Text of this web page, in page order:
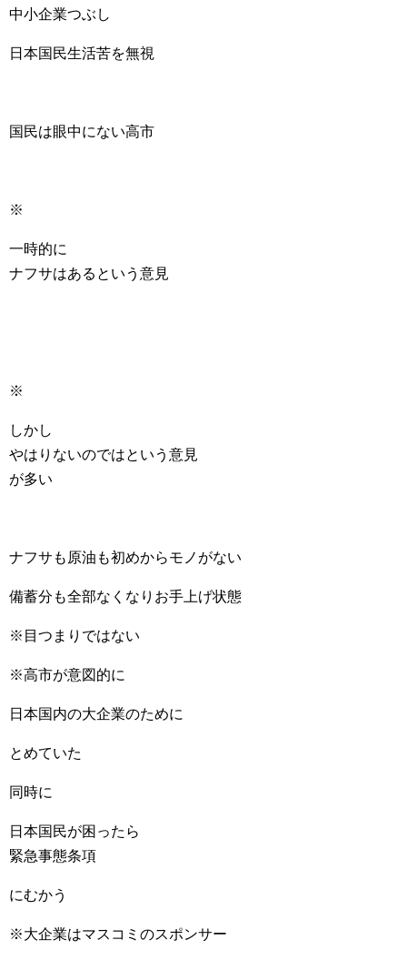
中小企業つぶし
日本国民生活苦を無視
国民は眼中にない高市
※
一時的に
ナフサはあるという意見
※
しかし
やはりないのではという意見
が多い
ナフサも原油も初めからモノがない
備蓄分も全部なくなりお手上げ状態
※目つまりではない
※高市が意図的に
日本国内の大企業のために
とめていた
同時に
日本国民が困ったら
緊急事態条項
にむかう
※大企業はマスコミのスポンサー